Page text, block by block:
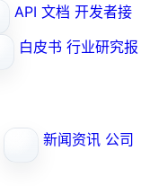
API 文档 开发者接
白皮书 行业研究报
新闻资讯 公司